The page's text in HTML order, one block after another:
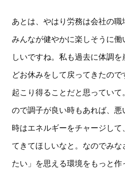
あとは、やはり労務は会社の職
みんなが健やかに楽しそうに
しいですね。私も過去に体調
どお休みをして戻ってきたの
起こり得ることだと思ってい
ので調子が良い時もあれば、
時はエネルギーをチャージし
てきてほしいなと。なのでみな
たい」を思える環境をもっと作